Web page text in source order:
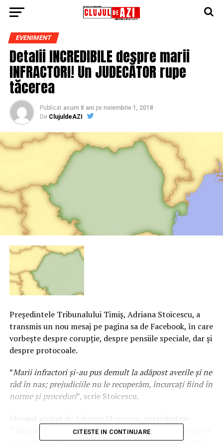
EVENIMENT
Detalii INCREDIBILE despre marii
INFRACTORI! Un JUDECĂTOR rupe
tăcerea
Publicat acum 8 ani pe noiembrie 1, 2018
De ClujuldeAZI
Preşedintele Tribunalului Timiş, Adriana Stoicescu, a
transmis un nou mesaj pe pagina sa de Facebook, în care
vorbeşte despre corupţie, despre pensiile speciale, dar şi
despre protocoale.
”Marii infractori şi-au pus demult la adăpost averile şi ne
râd în nas; prejudiciile nu le recuperăm, încurcaţi fiind în
norme şi proceduri”, scrie Stoicescu.
Tribunalului Timiş, pe pagina sa de Facebook, începe cu
o descriere a ”românului mare amator de lupte drepte
CITESTE IN CONTINUARE